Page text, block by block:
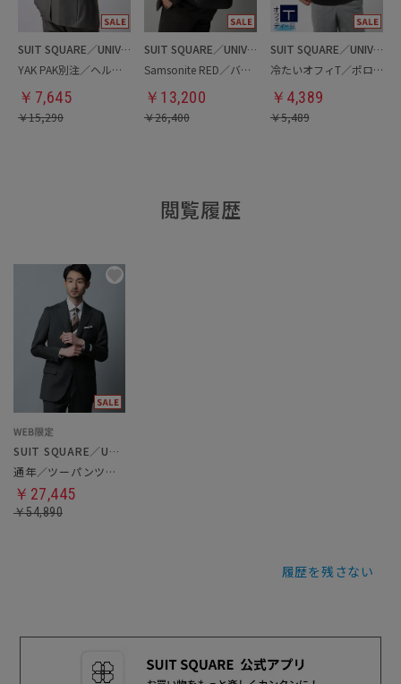
SUIT SQUARE／UNIVERSAL LANGUAGE
YAK PAK別注／ヘルメットバッグ
￥ 7,645
￥15,290
SUIT SQUARE／UNIVERSAL LANGUAGE
Samsonite RED／バックパック
￥ 13,200
￥26,400
SUIT SQUARE／UNIVERSAL LANGUAGE
冷たいオフィT／ポロシャツ
￥ 4,389
￥5,489
閲覧履歴
SUIT SQUARE／UNIVERSAL LANGUAGE
通年／ツーパンツスーツ
￥27,445
￥54,890
履歴を残さない